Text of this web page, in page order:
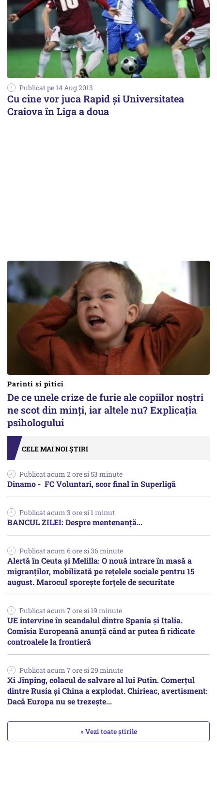
Publicat pe 14 Aug 2013
Cu cine vor juca Rapid și Universitatea
Craiova în Liga a doua
Parinti si pitici
De ce unele crize de furie ale copiilor noștri
ne scot din minți, iar altele nu? Explicația
psihologului
CELE MAI NOI ȘTIRI
Publicat acum 2 ore si 53 minute
Dinamo - FC Voluntari, scor final în Superligă
Publicat acum 3 ore si 1 minut
BANCUL ZILEI: Despre mentenanță...
Publicat acum 6 ore si 36 minute
Alertă în Ceuta și Melilla: O nouă intrare în masă a
migranților, mobilizată pe rețelele sociale pentru 15
august. Marocul sporește forțele de securitate
Publicat acum 7 ore si 19 minute
UE intervine în scandalul dintre Spania și Italia.
Comisia Europeană anunță când ar putea fi ridicate
controalele la frontieră
Publicat acum 7 ore si 29 minute
Xi Jinping, colacul de salvare al lui Putin. Comerțul
dintre Rusia și China a explodat. Chirieac, avertisment:
Dacă Europa nu se trezește...
» Vezi toate știrile